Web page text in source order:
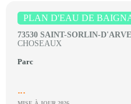
PLAN D'EAU DE
73530 SAINT-SORLIN-
CHOSEAUX
Parc
...